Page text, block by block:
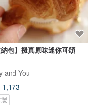
納包】擬真原味迷你可頌
and You
1,173